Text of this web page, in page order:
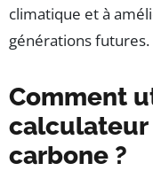
climatique et à
générations futures.
Comment
calculateur
carbone ?